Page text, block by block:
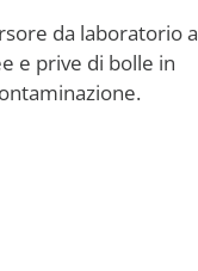
da laboratorio a
e prive di bolle in